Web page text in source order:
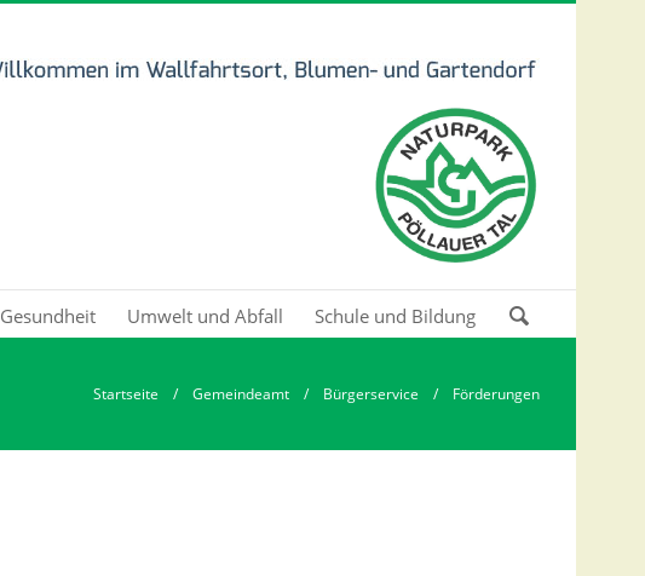
Gesundheit Umwelt und Abfall Schule und Bildung
Zu suchende
Startseite / Gemeindeamt / Bürgerservice / Förderungen